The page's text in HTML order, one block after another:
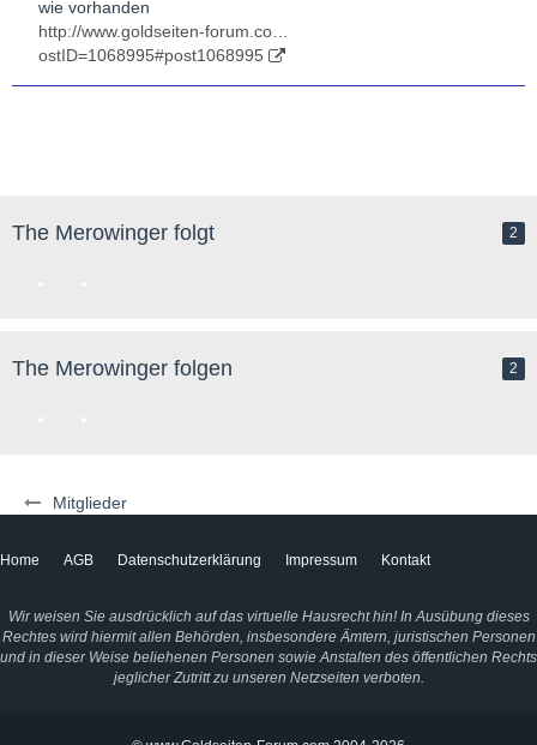
Mitglieder
wie vorhanden
http://www.goldseiten-forum.co…
ostID=1068995#post1068995
The Merowinger folgt 2
The Merowinger folgen 2
Home AGB Datenschutzerklärung Impressum Kontakt
Wir weisen Sie ausdrücklich auf das virtuelle Hausrecht hin! In Ausübung dieses
Rechtes wird hiermit allen Behörden, insbesondere Ämtern, juristischen Personen
und in dieser Weise beliehenen Personen sowie Anstalten des öffentlichen Rechts
jeglicher Zutritt zu unseren Netzseiten verboten.